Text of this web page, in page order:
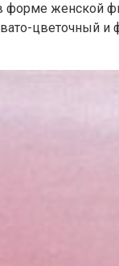
женской
цветочный и